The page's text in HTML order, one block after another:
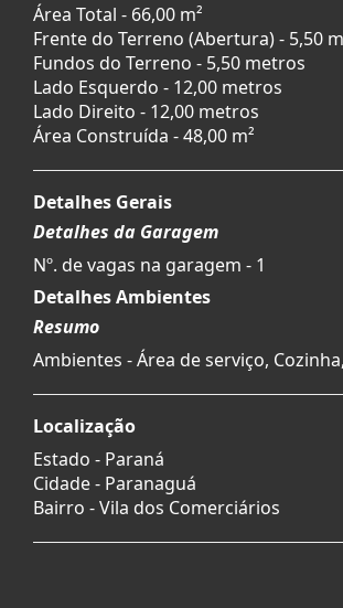
Área Total - 66,00 m²
Frente do Terreno (Abertura) - 5,50
Fundos do Terreno - 5,50 metros
Lado Esquerdo - 12,00 metros
Lado Direito - 12,00 metros
Área Construída - 48,00 m²
Detalhes Gerais
Detalhes da Garagem
Nº. de vagas na garagem - 1
Detalhes Ambientes
Resumo
Ambientes - Área de serviço,
Localização
Estado - Paraná
Cidade - Paranaguá
Bairro -Vila dos Comerciários